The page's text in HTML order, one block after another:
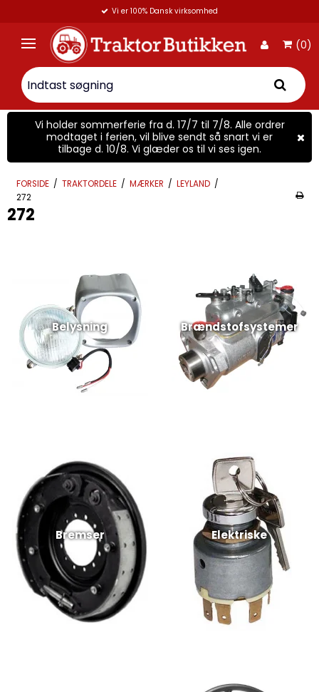
Vi er 100% Dansk virksomhed
(0)
Vi holder sommerferie fra d. 17/7 til 7/8. Alle ordrer
modtaget i ferien, vil blive sendt så snart vi er
tilbage d. 10/8. Vi glæder os til vi ses igen.
FORSIDE / TRAKTORDELE / MÆRKER / LEYLAND /
272
272
Belysning Brændstofsystemer
Bremser Elektriske